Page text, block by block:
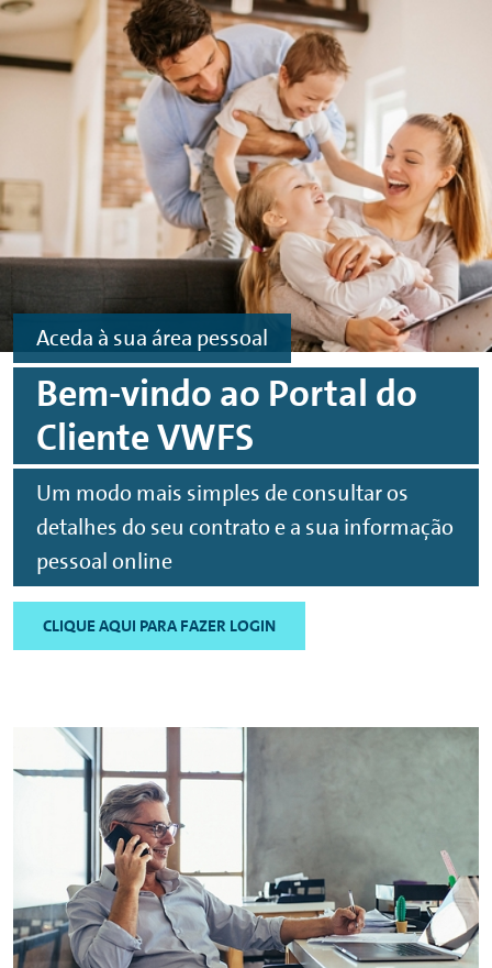
Navegar para conteúdo principal
Navegar para rodapé
Aceda à sua área pessoal
Bem-vindo ao Portal do
Cliente VWFS
Um modo mais simples de consultar os
detalhes do seu contrato e a sua informação
pessoalonline
CLIQUE AQUI PARA FAZER LOGIN